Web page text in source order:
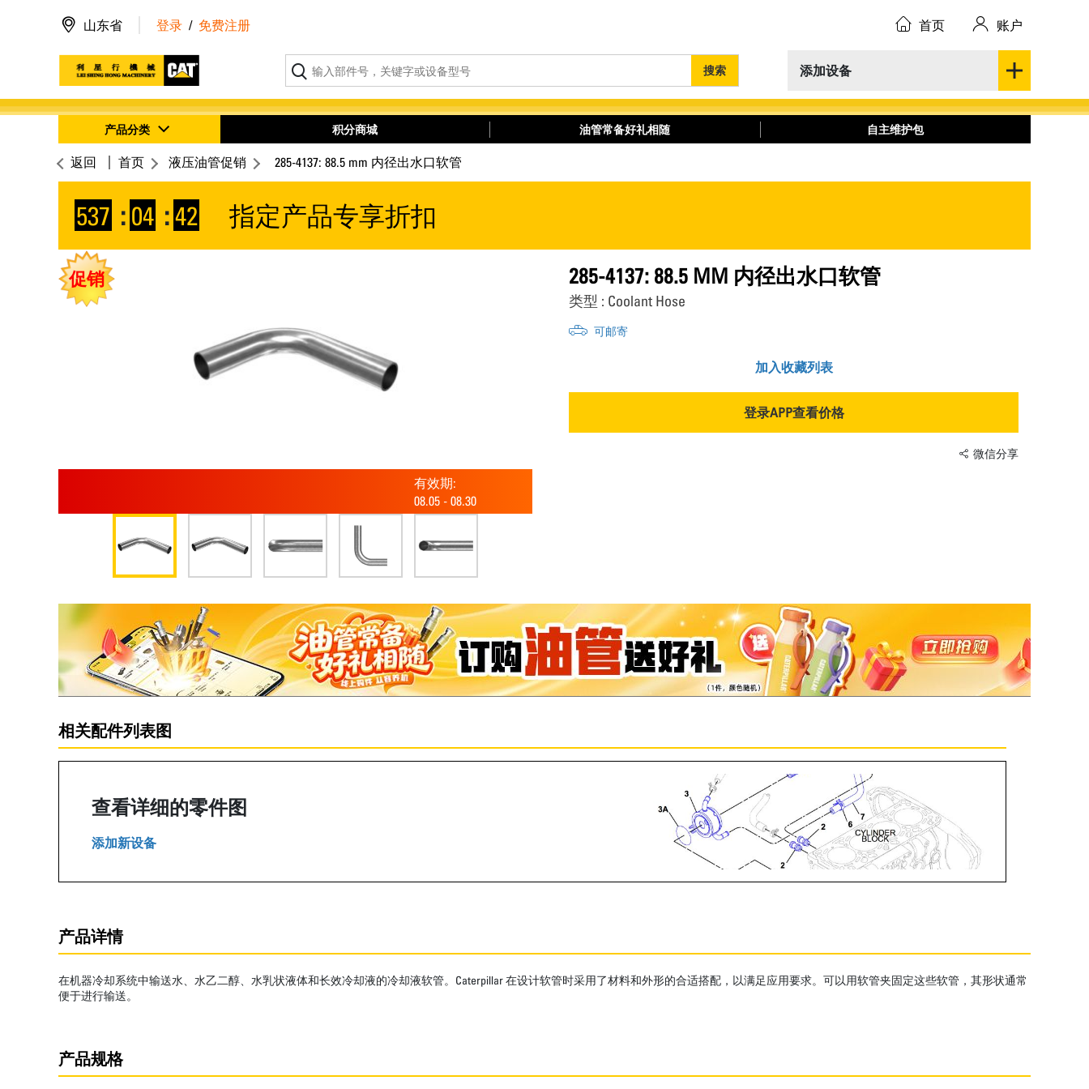
添加设备
搜索
山东省 登录 / 免费注册 首页 账户
产品分类 积分商城 油管常备好礼相随 自主维护包
返回 首页 液压油管促销 285-4137: 88.5 mm 内径出水口软管
537 : 04 :42 指定产品专享折扣
促销
有效期:
08.05 - 08.30
285-4137: 88.5 MM 内径出水口软管
类型 : Coolant Hose
可邮寄
加入收藏列表
登录APP查看价格
微信分享
相关配件列表图
查看详细的零件图
添加新设备
产品详情
在机器冷却系统中输送水、水乙二醇、水乳状液体和长效冷却液的冷却液软管。Caterpillar 在设计软管时采用了材料和外形的合适搭配，以满足应用要求。可以用软管夹固定这些软管，其形状通常
便于进行输送。
产品规格